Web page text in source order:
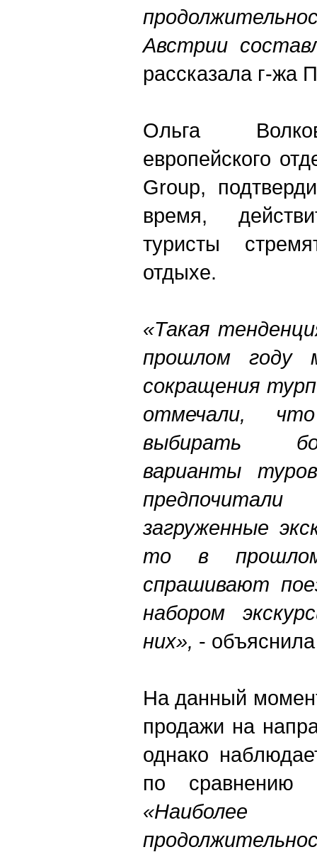
Австрии
рассказала г-жа
Ольга
европейского
Group,
время,
туристы
отдыхе.
«Такая
прошлом году
сокращения
отмечали,
выбирать
варианты
загруженные
то в
спрашивают
набором
них», -
На данный
продажи на
однако
по